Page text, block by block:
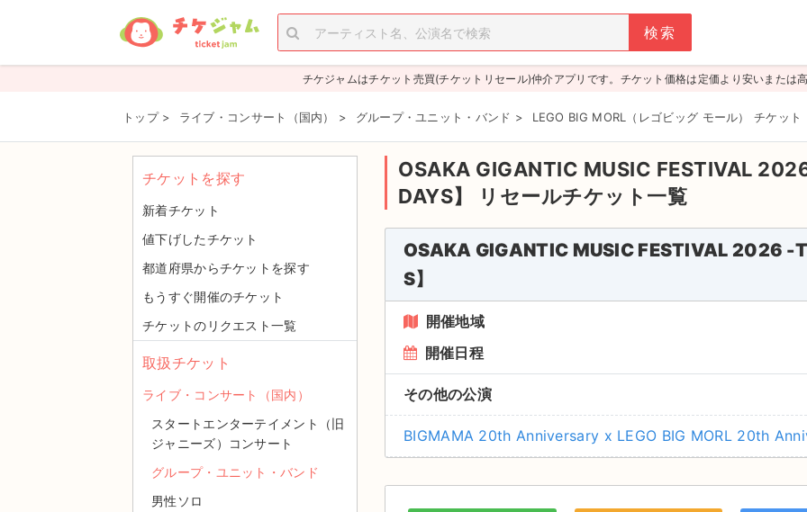
チケジャムはチケット売買(チケットリセール)仲介アプリです。チケット価格は定価より安いまたは
トップ > ライブ・コンサート（国内） > グループ・ユニット・バンド > LEGO BIG MORL（レゴビッグ モール） チケット
OSAKA GIGANTIC MUSIC FESTIVAL
DAYS】
リセールチケット一覧
OSAKA GIGANTIC MUSIC FESTIVAL 2026 -
S】
開催地域
開催日程
その他の公演
BIGMAMA 20th Anniversary x LEGO BIG MORL 20th
チケットを探す
新着チケット
値下げしたチケット
都道府県からチケットを探す
もうすぐ開催のチケット
チケットのリクエスト一覧
取扱チケット
ライブ・コンサート（国内）
スタートエンターテイメント（旧
ジャニーズ）コンサート
グループ・ユニット・バンド
男性ソロ